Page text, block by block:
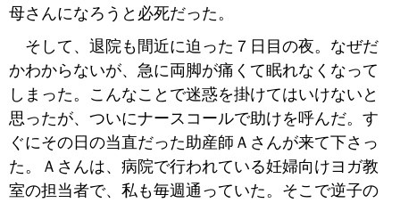
母さんになろうと必死だった。
そして、退院も間近に迫った７日目の夜。なぜだ
かわからないが、急に両脚が痛くて眠れなくなって
しまった。こんなことで迷惑を掛けてはいけないと
思ったが、ついにナースコールで助けを呼んだ。す
ぐにその日の当直だった助産師Ａさんが来て下さっ
た。Ａさんは、病院で行われている妊婦向けヨガ教
室の担当者で、私も毎週通っていた。そこで逆子の